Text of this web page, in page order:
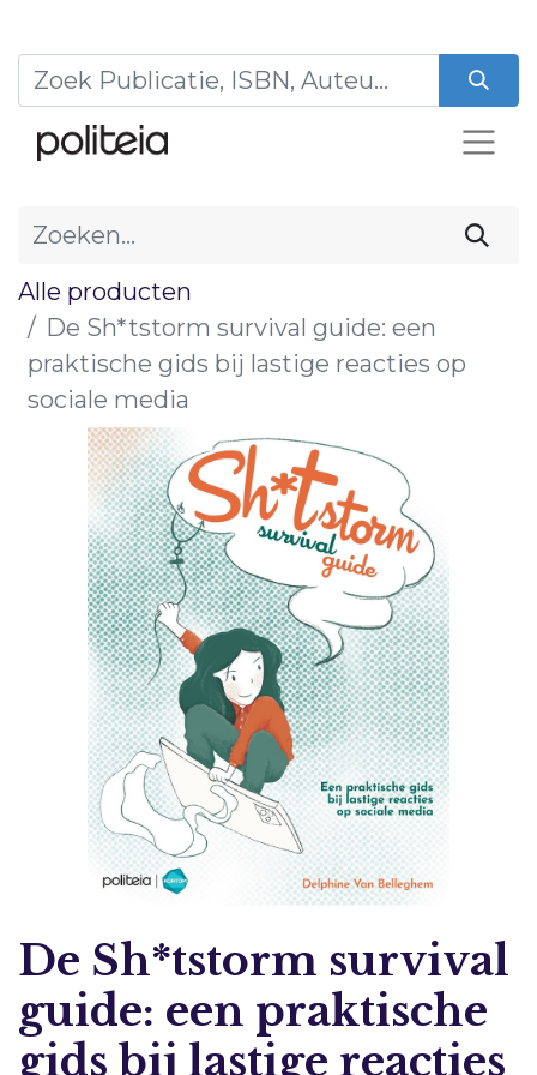
Alle producten
De Sh*tstorm survival guide: een
praktische gids bij lastige reacties op
sociale media
De Sh*tstorm survival
guide: een praktische
gids bij lastige reacties